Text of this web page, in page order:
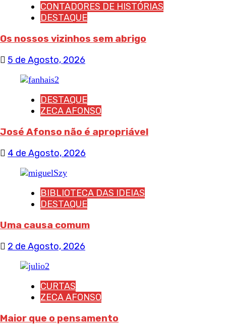
CONTADORES DE HISTÓRIAS
DESTAQUE
Os nossos vizinhos sem abrigo
5 de Agosto, 2026
DESTAQUE
ZECA AFONSO
José Afonso não é apropriável
4 de Agosto, 2026
BIBLIOTECA DAS IDEIAS
DESTAQUE
Uma causa comum
2 de Agosto, 2026
CURTAS
ZECA AFONSO
Maior que o pensamento